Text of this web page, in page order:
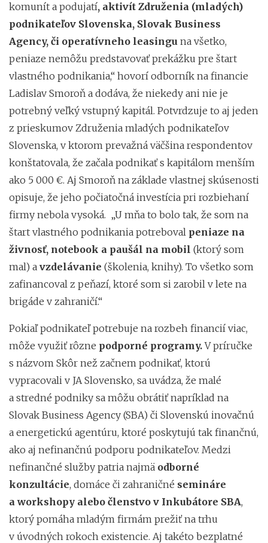
komunít a podujatí, aktivít Združenia (mladých)
podnikateľov Slovenska, Slovak Business
Agency, či operatívneho leasingu na všetko,
peniaze nemôžu predstavovať prekážku pre štart
vlastného podnikania,“ hovorí odborník na financie
Ladislav Smoroň a dodáva, že niekedy ani nie je
potrebný veľký vstupný kapitál. Potvrdzuje to aj jeden
z prieskumov Združenia mladých podnikateľov
Slovenska, v ktorom prevažná väčšina respondentov
konštatovala, že začala podnikať s kapitálom menším
ako 5 000 €. Aj Smoroň na základe vlastnej skúsenosti
opisuje, že jeho počiatočná investícia pri rozbiehaní
firmy nebola vysoká. „U mňa to bolo tak, že som na
štart vlastného podnikania potreboval peniaze na
živnosť, notebook a paušál na mobil (ktorý som
mal) a vzdelávanie (školenia, knihy). To všetko som
zafinancoval z peňazí, ktoré som si zarobil v lete na
brigáde v zahraničí.“
Pokiaľ podnikateľ potrebuje na rozbeh financií viac,
môže využiť rôzne podporné programy.V príručke
s názvom Skôr než začnem podnikať, ktorú
vypracovali v JA Slovensko, sa uvádza, že malé
a stredné podniky sa môžu obrátiť napríklad na
Slovak Business Agency (SBA) či Slovenskú inovačnú
a energetickú agentúru, ktoré poskytujú tak finančnú,
ako aj nefinančnú podporu podnikateľov. Medzi
nefinančné služby patria najmä odborné
konzultácie, domáce či zahraničné semináre
a workshopy alebo členstvo v Inkubátore SBA,
ktorý pomáha mladým firmám prežiť na trhu
v úvodných rokoch existencie. Aj takéto bezplatné